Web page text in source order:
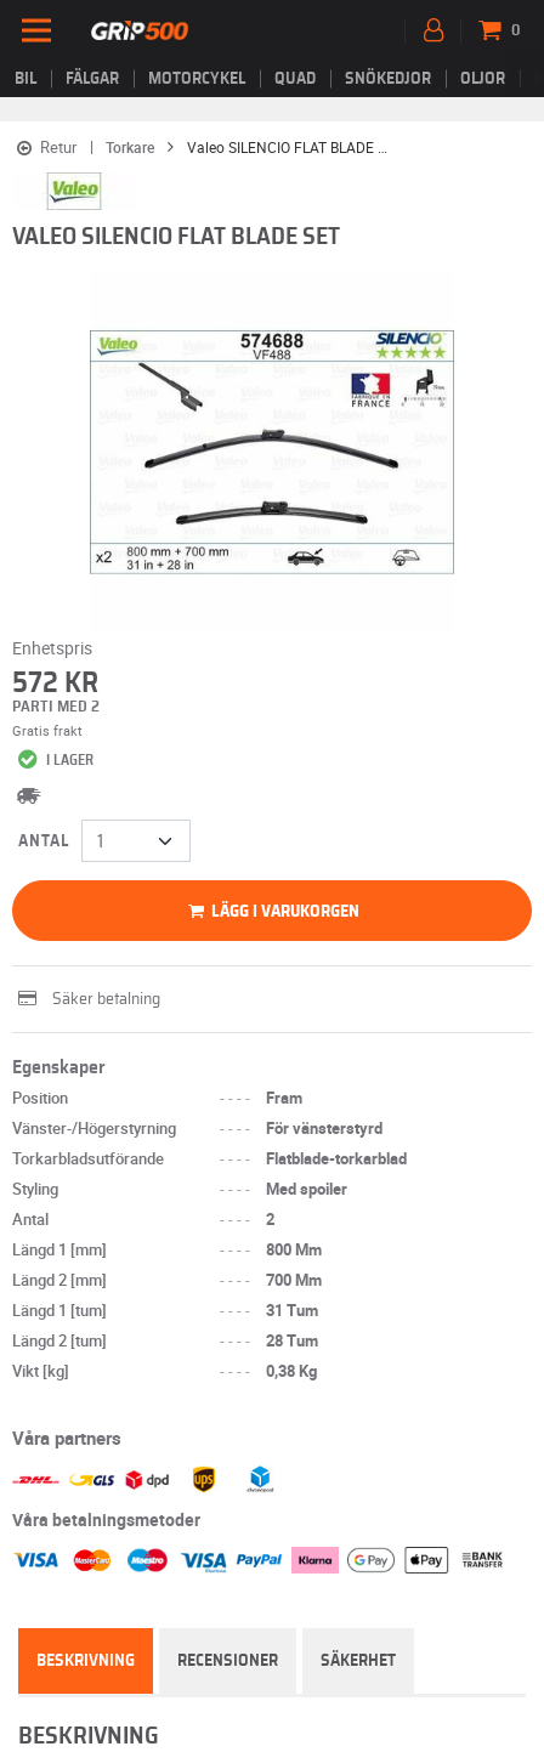
BIL FÄLGAR MOTORCYKEL QUAD SNÖKEDJOR OLJOR
0
Retur Torkare
VALEO SILENCIO FLAT BLADE SET
Enhetspris
572 KR
PARTI MED 2
Gratis frakt
I LAGER
ANTAL
LÄGG I VARUKORGEN
Säker betalning
Egenskaper
Position ----
Fram
Vänster-/Högerstyrning
----
För vänsterstyrd
Torkarbladsutförande
----
Flatblade-torkarblad
Styling
----
Med spoiler
Antal
----
2
Längd 1 [mm]
----
800 Mm
Längd 2 [mm]
----
700 Mm
Längd 1 [tum]
----
31 Tum
Längd 2 [tum]
----
28 Tum
Vikt [kg]
---- 0,38 Kg
Våra partners
Våra betalningsmetoder
BESKRIVNING RECENSIONER SÄKERHET
BESKRIVNING